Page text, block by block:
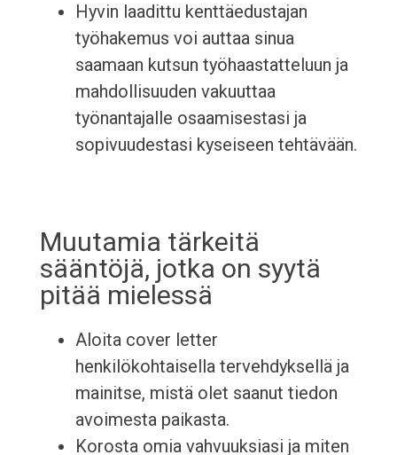
Hyvin laadittu kenttäedustajan
työhakemus voi auttaa sinua
saamaan kutsun työhaastatteluun ja
mahdollisuuden vakuuttaa
työnantajalle osaamisestasi ja
sopivuudestasi kyseiseen tehtävään.
Muutamia tärkeitä
sääntöjä, jotka on syytä
pitää mielessä
Aloita cover letter
henkilökohtaisella tervehdyksellä ja
mainitse, mistä olet saanut tiedon
avoimesta paikasta.
Korosta omia vahvuuksiasi ja miten